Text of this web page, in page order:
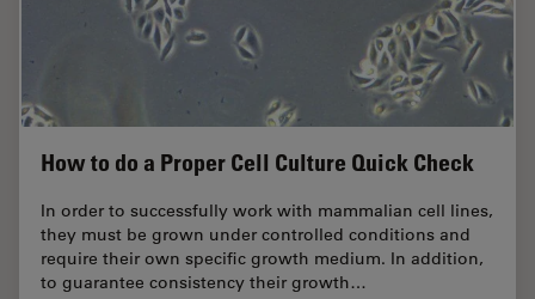
How to do a Proper Cell Culture Quick Check
In order to successfully work with mammalian cell lines,
they must be grown under controlled conditions and
require their own specific growth medium. In addition,
to guarantee consistency their growth…